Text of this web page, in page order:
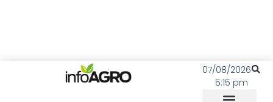
07/08/2026
5:15 pm